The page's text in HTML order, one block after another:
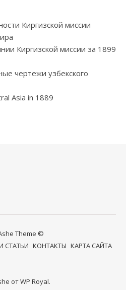
Киргизской миссии
Киргизской миссии за 1899
чертежи узбекского
Asia in 1889
Theme ©
СТАТЬИ КОНТАКТЫ КАРТА САЙТА
отWP Royal.